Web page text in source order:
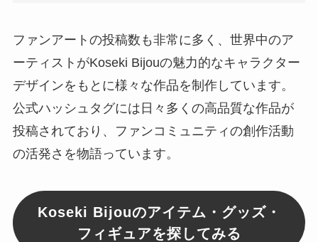
ファンアートの投稿数も非常に多く、世界中のア
ーティストがKoseki Bijouの魅力的なキャラクター
デザインをもとに様々な作品を制作しています。
公式ハッシュタグには日々多くの高品質な作品が
投稿されており、ファンコミュニティの創作活動
の活発さを物語っています。
Koseki Bijouのアイテム・グッズ・
フィギュアを探してみる